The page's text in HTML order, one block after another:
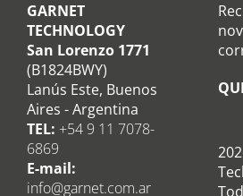
GARNET
TECHNOLOGY
San Lorenzo 1771
(B1824BWY)
Lanús Este, Buenos
Aires - Argentina
TEL: +54 9 11 7078-
6869
E-mail:
info@garnet.com.ar